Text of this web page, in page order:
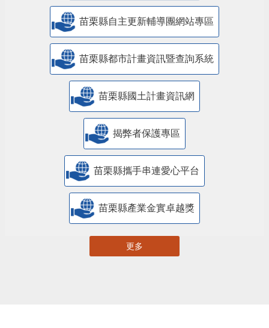
苗栗縣自主更新輔導團網站專區
苗栗縣都市計畫資訊暨查詢系統
苗栗縣國土計畫資訊網
揭弊者保護專區
苗栗縣攜手串連愛心平台
苗栗縣產業金實卓越獎
更多